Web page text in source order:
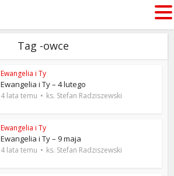
Tag -owce
Ewangelia i Ty
Ewangelia i Ty – 4 lutego
4 lata temu ks. Stefan Radziszewski
Ewangelia i Ty
Ewangelia i Ty – 9 maja
4 lata temu ks. Stefan Radziszewski